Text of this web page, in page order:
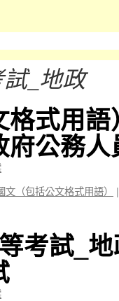
_地政
格式用
公務
文（包括公文格式用語） |
考試_